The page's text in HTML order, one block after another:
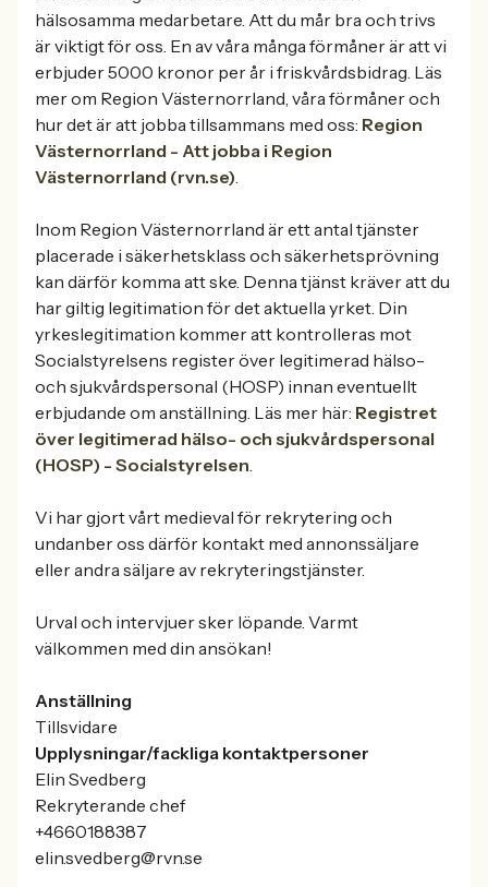
hälsosamma medarbetare. Att du mår bra och trivs
är viktigt för oss. En av våra många förmåner är att vi
erbjuder 5000 kronor per år i friskvårdsbidrag. Läs
mer om Region Västernorrland, våra förmåner och
hur det är att jobba tillsammans med oss: Region
Västernorrland - Att jobba i Region
Västernorrland (rvn.se)
Inom Region Västernorrland är ett antal tjänster
placerade i säkerhetsklass och säkerhetsprövning
kan därför komma att ske. Denna tjänst kräver att du
har giltig legitimation för det aktuella yrket. Din
yrkeslegitimation kommer att kontrolleras mot
Socialstyrelsens register över legitimerad hälso-
och sjukvårdspersonal (HOSP) innan eventuellt
erbjudande om anställning. Läs mer här: Registret
över legitimerad hälso- och sjukvårdspersonal
(HOSP) - Socialstyrelsen
Vi har gjort vårt medieval för rekrytering och
undanber oss därför kontakt med annonssäljare
eller andra säljare av rekryteringstjänster.
Urval och intervjuer sker löpande. Varmt
välkommen med din ansökan!
Anställning
Tillsvidare
Upplysningar/fackliga kontaktpersoner
Elin Svedberg
Rekryterande chef
+4660188387
elin.svedberg@rvn.se